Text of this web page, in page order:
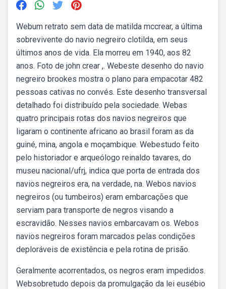
Webum retrato sem data de matilda mccrear, a última
sobrevivente do navio negreiro clotilda, em seus
últimos anos de vida. Ela morreu em 1940, aos 82
anos. Foto de john crear ,. Webeste desenho do navio
negreiro brookes mostra o plano para empacotar 482
pessoas cativas no convés. Este desenho transversal
detalhado foi distribuído pela sociedade. Webas
quatro principais rotas dos navios negreiros que
ligaram o continente africano ao brasil foram as da
guiné, mina, angola e moçambique. Webestudo feito
pelo historiador e arqueólogo reinaldo tavares, do
museu nacional/ufrj, indica que porta de entrada dos
navios negreiros era, na verdade, na. Webos navios
negreiros (ou tumbeiros) eram embarcações que
serviam para transporte de negros visando a
escravidão. Nesses navios embarcavam os. Webos
navios negreiros foram marcados pelas condições
deploráveis de existência e pela rotina de prisão.
Geralmente acorrentados, os negros eram impedidos.
Websobretudo depois da promulgação da lei eusébio